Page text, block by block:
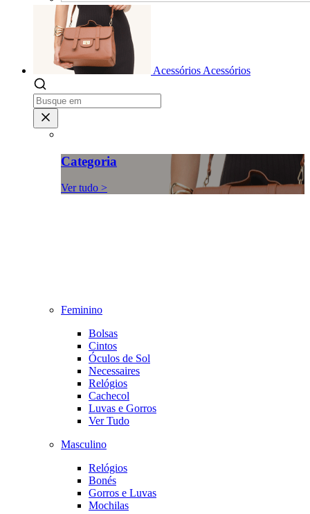
Acessórios Acessórios
Categoria
Ver tudo >
Feminino
Bolsas
Cintos
Óculos de Sol
Necessaires
Relógios
Cachecol
Luvas e Gorros
Ver Tudo
Masculino
Relógios
Bonés
Gorros e Luvas
Mochilas